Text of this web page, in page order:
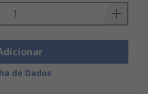
de Dados